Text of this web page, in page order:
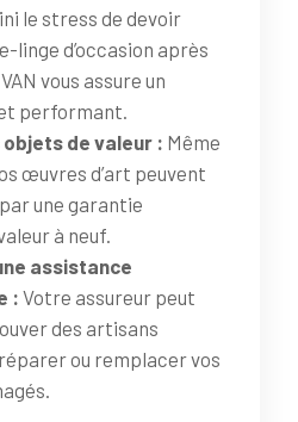
le stress de devoir
linge d’occasion après
vous assure un
performant.
de valeur : Même
œuvres d’art peuvent
une garantie
à neuf.
assistance
: Votre assureur peut
des artisans
ou remplacer vos